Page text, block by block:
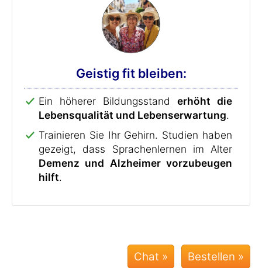
Geistig fit bleiben:
Ein höherer Bildungsstand erhöht die
Lebensqualität und Lebenserwartung.
Trainieren Sie Ihr Gehirn. Studien haben
gezeigt, dass Sprachenlernen im Alter
Demenz und Alzheimer vorzubeugen
hilft.
Chat »